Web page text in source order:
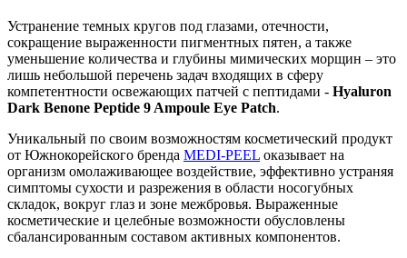
Устранение темных кругов под глазами, отечности,
сокращение выраженности пигментных пятен, а также
уменьшение количества и глубины мимических морщин – это
лишь небольшой перечень задач входящих в сферу
компетентности освежающих патчей с пептидами - Hyaluron
Dark Benone Peptide 9 Ampoule Eye Patch.
Уникальный по своим возможностям косметический продукт
от Южнокорейского бренда MEDI-PEEL оказывает на
организм омолаживающее воздействие, эффективно устраняя
симптомы сухости и разрежения в области носогубных
складок, вокруг глаз и зоне межбровья. Выраженные
косметические и целебные возможности обусловлены
сбалансированным составом активных компонентов.